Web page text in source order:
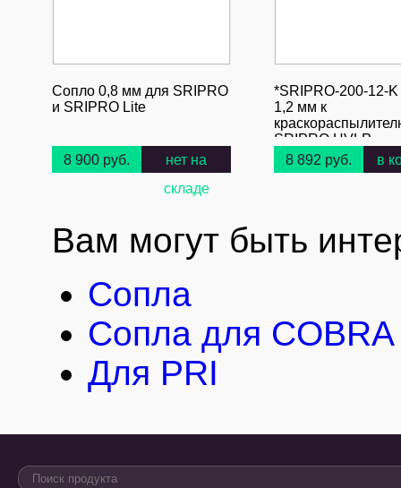
Сопло 0,8 мм для SRIPRO
и SRIPRO Lite
8 900 руб.
нет на
складе
*SRIPRO-200-12-
1,2 мм к
SRIPRO HVLP
8 892 руб.
в
Вам могут быть
Сопла
Сопла для
Для PRI